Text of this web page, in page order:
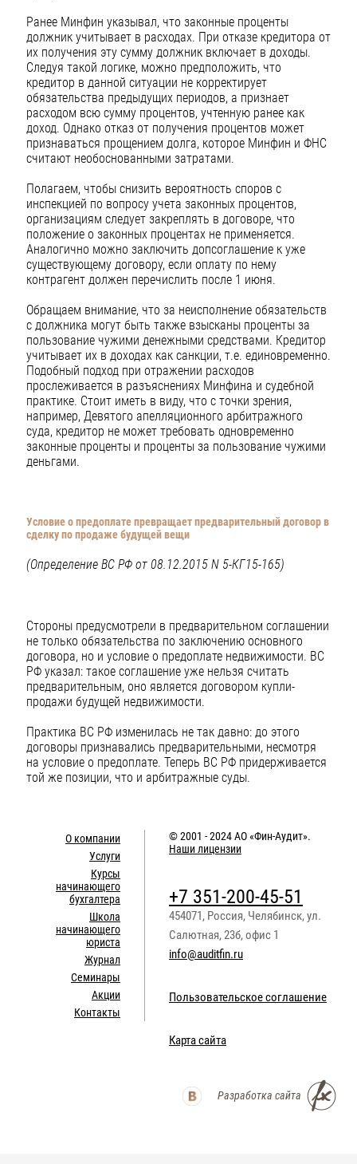
Ранее Минфин указывал, что законные проценты
должник учитывает в расходах. При отказе кредитора от
их получения эту сумму должник включает в доходы.
Следуя такой логике, можно предположить, что
кредитор в данной ситуации не корректирует
обязательства предыдущих периодов, а признает
расходом всю сумму процентов, учтенную ранее как
доход. Однако отказ от получения процентов может
признаваться прощением долга, которое Минфин и ФНС
считают необоснованными затратами.
Полагаем, чтобы снизить вероятность споров с
инспекцией по вопросу учета законных процентов,
организациям следует закреплять в договоре, что
положение о законных процентах не применяется.
Аналогично можно заключить допсоглашение к уже
существующему договору, если оплату по нему
контрагент должен перечислить после 1 июня.
Обращаем внимание, что за неисполнение обязательств
с должника могут быть также взысканы проценты за
пользование чужими денежными средствами. Кредитор
учитывает их в доходах как санкции, т.е. единовременно.
Подобный подход при отражении расходов
прослеживается в разъяснениях Минфина и судебной
практике. Стоит иметь в виду, что с точки зрения,
например, Девятого апелляционного арбитражного
суда, кредитор не может требовать одновременно
законные проценты и проценты за пользование чужими
деньгами.
Условие о предоплате превращает предварительный договор в
сделку по продаже будущей вещи
(Определение ВС РФ от 08.12.2015 N 5-КГ15-165)
Стороны предусмотрели в предварительном соглашении
не только обязательства по заключению основного
договора, но и условие о предоплате недвижимости. ВС
РФ указал: такое соглашение уже нельзя считать
предварительным, оно является договором купли-
продажи будущей недвижимости.
Практика ВС РФ изменилась не так давно: до этого
договоры признавались предварительными, несмотря
на условие о предоплате. Теперь ВС РФ придерживается
той же позиции, что и арбитражные суды.
О компании
Услуги
Курсы
начинающего
бухгалтера
Школа
начинающего
юриста
Журнал
Семинары
Акции
Контакты
© 2001 - 2024АО «Фин-Аудит».
Наши лицензии
+7 351-200-45-51
454071, Россия, Челябинск,ул.
Салютная, 23б, офис 1
info@auditfin.ru
Пользовательское соглашение
Карта сайта
Разработка сайта